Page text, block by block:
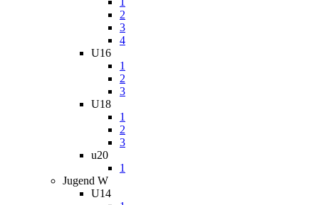
2
3
4
U16
1
2
3
U18
1
2
3
u20
1
Jugend W
U14